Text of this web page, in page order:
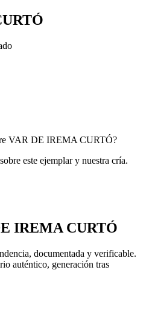
VAR DE IREMA CURTÓ?
este ejemplar y nuestra cría.
IREMA CURTÓ
documentada y verificable.
auténtico, generación tras